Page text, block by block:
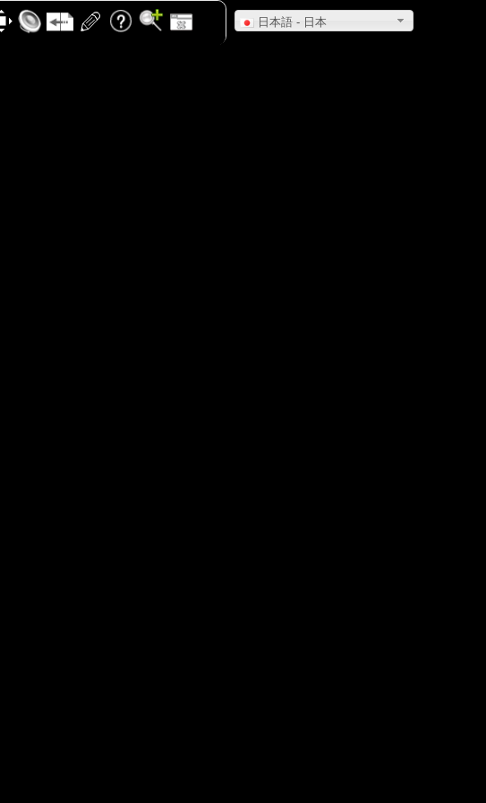
日本語 - 日本